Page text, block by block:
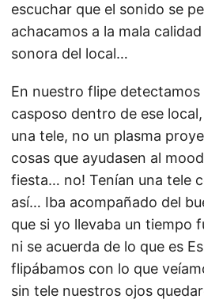
escuchar que el sonido se
achacamos a la mala
sonora del local…
En nuestro flipe
casposo dentro de ese
una tele, no un plasma
cosas que ayudasen al
fiesta… no! Tenían una tele
así… Iba acompañado del
que si yo llevaba un tiempo
ni se acuerda de lo que es
flipábamos con lo que
sin tele nuestros ojos